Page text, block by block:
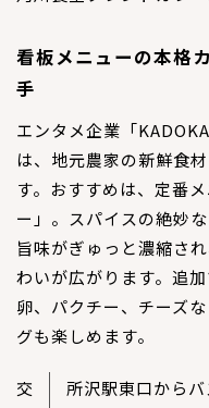
看板メニューの本格
手
エンタメ企業「
は、地元農家の新鮮食
す。おすすめは、定番
ー」。スパイスの絶妙
旨味がぎゅっと濃縮さ
わいが広がります。追
卵、パクチー、チーズ
グも楽しめます。
交
所沢駅東口から